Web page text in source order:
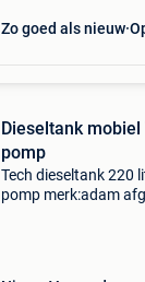
Zo goed als nieuw
Dieseltank
pomp
Tech dieseltank 220
pomp merk:adam